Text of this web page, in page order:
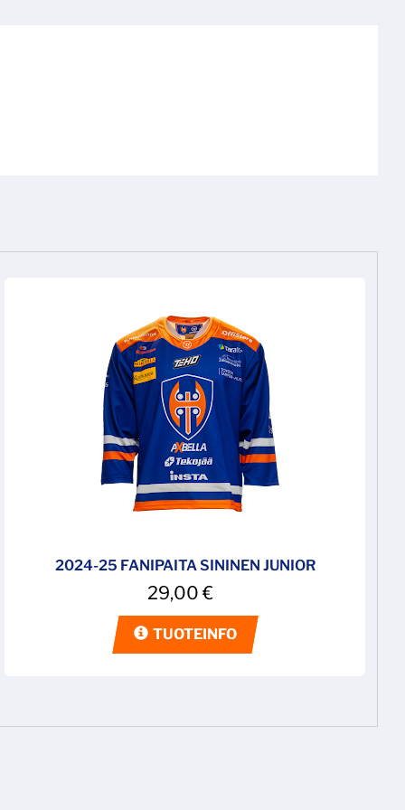
2024-25 FANIPAITA SININEN JUNIOR
29,00€
TUOTEINFO